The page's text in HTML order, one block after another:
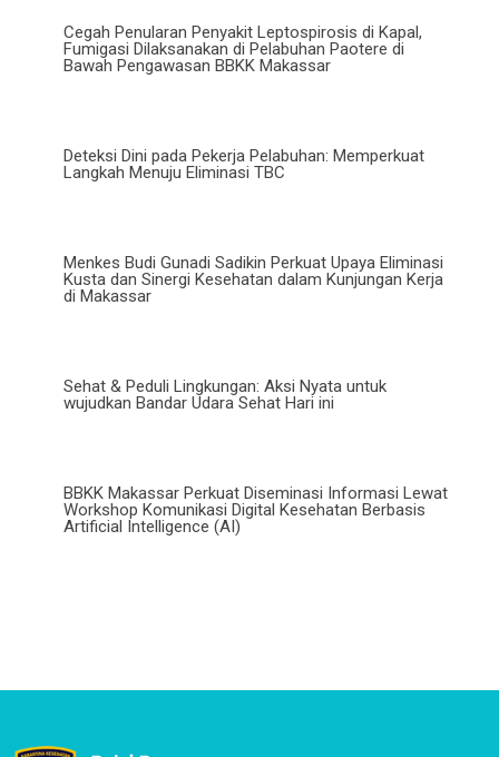
Cegah Penularan Penyakit Leptospirosis di Kapal,
Fumigasi Dilaksanakan di Pelabuhan Paotere di
Bawah Pengawasan BBKK Makassar
Deteksi Dini pada Pekerja Pelabuhan: Memperkuat
Langkah Menuju Eliminasi TBC
Menkes Budi Gunadi Sadikin Perkuat Upaya Eliminasi
Kusta dan Sinergi Kesehatan dalam Kunjungan Kerja
di Makassar
Sehat & Peduli Lingkungan: Aksi Nyata untuk
wujudkan Bandar Udara Sehat Hari ini
BBKK Makassar Perkuat Diseminasi Informasi Lewat
Workshop Komunikasi Digital Kesehatan Berbasis
Artificial Intelligence (AI)